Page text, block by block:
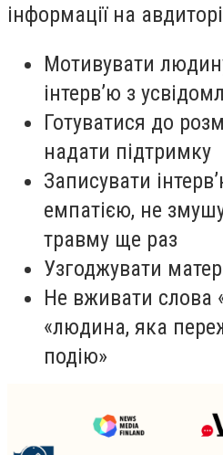
інформації на
Мотивувати
інтерв’ю з
Готуватися до
надати підтримку
Записувати
емпатією, не
травму ще раз
Узгоджувати
Не вживати слова
«людина, яка
подію»